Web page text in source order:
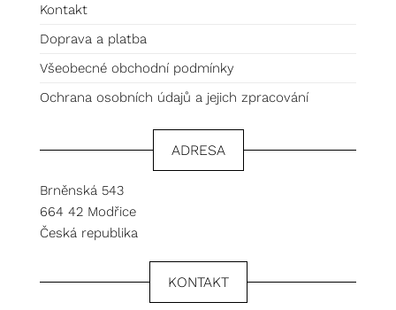
Kontakt
Doprava a platba
Všeobecné obchodní podmínky
Ochrana osobních údajů a jejich zpracování
ADRESA
Brněnská 543
664 42 Modřice
Česká republika
KONTAKT